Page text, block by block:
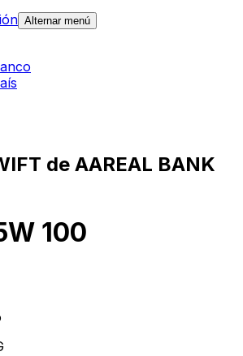
Alternar menú
de AAREAL BANK
100